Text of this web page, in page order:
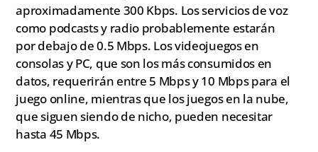
aproximadamente 300 Kbps. Los servicios de voz
como podcasts y radio probablemente estarán
por debajo de 0.5 Mbps. Los videojuegos en
consolas y PC, que son los más consumidos en
datos, requerirán entre 5 Mbps y 10 Mbps para el
juego online, mientras que los juegos en la nube,
que siguen siendo de nicho, pueden necesitar
hasta 45 Mbps.